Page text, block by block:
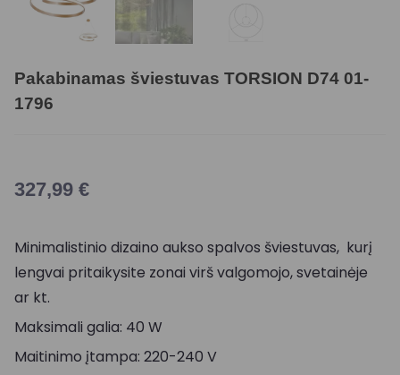
Pakabinamas šviestuvas TORSION D74 01-
1796
327,99 €
Minimalistinio dizaino aukso spalvos šviestuvas, kurį
lengvai pritaikysite zonai virš valgomojo, svetainėje
ar kt.
Maksimali galia: 40 W
Maitinimo įtampa: 220-240 V